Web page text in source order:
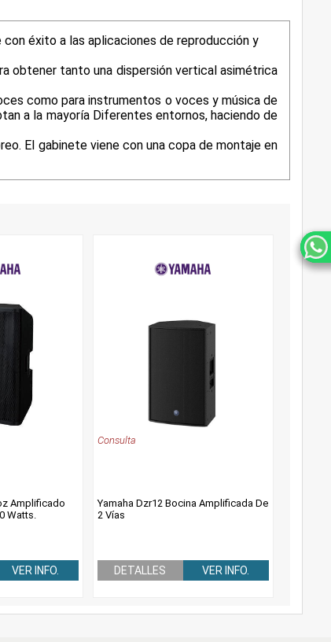
éxito a las aplicaciones de reproducción y
obtener tanto una dispersión vertical asimétrica
como para instrumentos o voces y música de
a la mayoría Diferentes entornos, haciendo de
El gabinete viene con una copa de montaje en
Amplificado
Watts.
VER INFO.
Consulta
Yamaha Dzr12 Bocina Amplificada De
2 Vías
DETALLES VER INFO.